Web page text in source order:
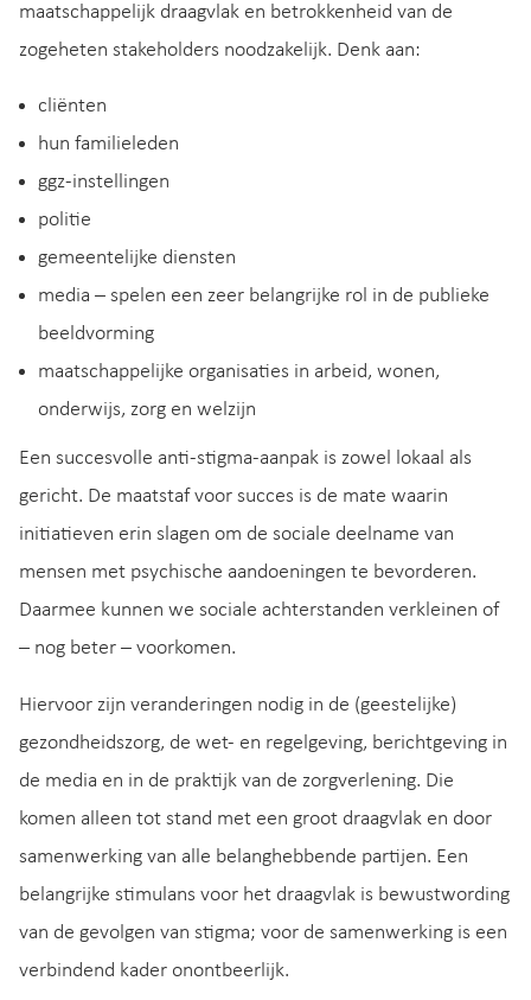
maatschappelijk draagvlak en betrokkenheid van de
zogeheten stakeholders noodzakelijk. Denk aan:
cliënten
hun familieleden
ggz-instellingen
politie
gemeentelijke diensten
media – spelen een zeer belangrijke rol in de publieke
beeldvorming
maatschappelijke organisaties in arbeid, wonen,
onderwijs, zorg en welzijn
Een succesvolle anti-stigma-aanpak is zowel lokaal als
gericht. De maatstaf voor succes is de mate waarin
initiatieven erin slagen om de sociale deelname van
mensen met psychische aandoeningen te bevorderen.
Daarmee kunnen we sociale achterstanden verkleinen of
– nog beter – voorkomen.
Hiervoor zijn veranderingen nodig in de (geestelijke)
gezondheidszorg, de wet- en regelgeving, berichtgeving in
de media en in de praktijk van de zorgverlening. Die
komen alleen tot stand met een groot draagvlak en door
samenwerking van alle belanghebbende partijen. Een
belangrijke stimulans voor het draagvlak is bewustwording
van de gevolgen van stigma; voor de samenwerking is een
verbindend kader onontbeerlijk.